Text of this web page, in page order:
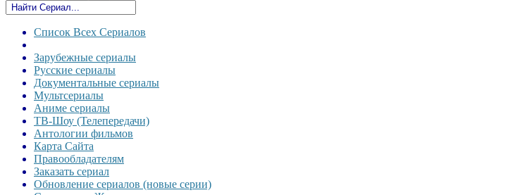
Список Всех Сериалов
Зарубежные сериалы
Русские сериалы
Документальные сериалы
Мультсериалы
Аниме сериалы
ТВ-Шоу (Телепередачи)
Антологии фильмов
Карта Сайта
Правообладателям
Заказать сериал
Обновление сериалов (новые серии)